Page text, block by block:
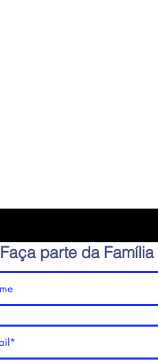
Faça parte da Família